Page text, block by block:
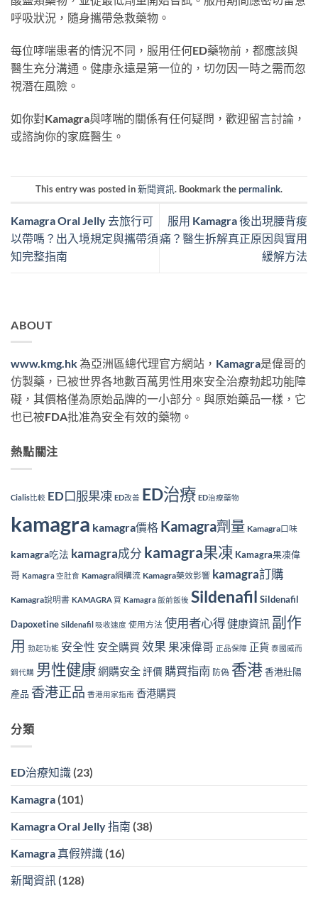
呼吸狀況，隨身攜帶急救藥物。
每位哮喘患者的情況不同，服用任何ED藥物前，都應該與
醫生充分溝通。健康永遠是第一位的，切勿因一時之需而忽
視潛在風險。
如你對Kamagra與哮喘的關係有任何疑問，歡迎留言討論，
或諮詢你的家庭醫生。
This entry was posted in新聞資訊. Bookmark thepermalink.
Kamagra Oral Jelly 去旅行可
以帶嗎？出入境規定與攜帶須
知完整指南
服用 Kamagra 後出現腰背痠
痛？醫生拆解真正原因與實用
緩解方法
ABOUT
www.kmg.hk為亞洲區總代理官方網站， Kamagra是偉哥的
仿製藥，已被世界各地數百萬男性用來安全治療勃起功能障
礙，其價格僅為原始品牌的一小部分。與原始藥品一樣，它
也已被FDA批准為安全有效的藥物。
熱點關注
Cialis比較 ED口服果凍 ED改善 ED治療 ED治療藥物
kamagra kamagra價格 Kamagra劑量 Kamagra口味
kamagra吃法 kamagra成分 kamagra果凍 Kamagra果凍偉
哥 Kamagra 空肚食 Kamagra網購流 Kamagra藥效影響 kamagra訂購
Kamagra說明書 KAMAGRA 買 Kamagra 飯前飯後 Sildenafil Sildenafil
Dapoxetine Sildenafil 吸收速度 使用方法 使用者心得健康資訊 副作
用 勃起功能 安全性 安全購買 效果 果凍偉哥 正品保障 正貨 泰國威而
鋼代購 男性健康網購安全評價 購買指南 防偽 香港香港壯陽
產品 香港正品 香港用家指南 香港購買
分類
ED治療知識 (23)
Kamagra (101)
Kamagra Oral Jelly 指南 (38)
Kamagra 真假辨識 (16)
新聞資訊 (128)